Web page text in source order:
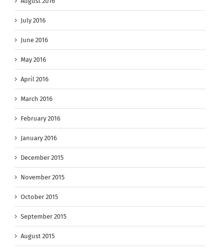
July 2016
June 2016
May 2016
April 2016
March 2016
February 2016
January 2016
December 2015
November 2015
October 2015
September 2015
August 2015